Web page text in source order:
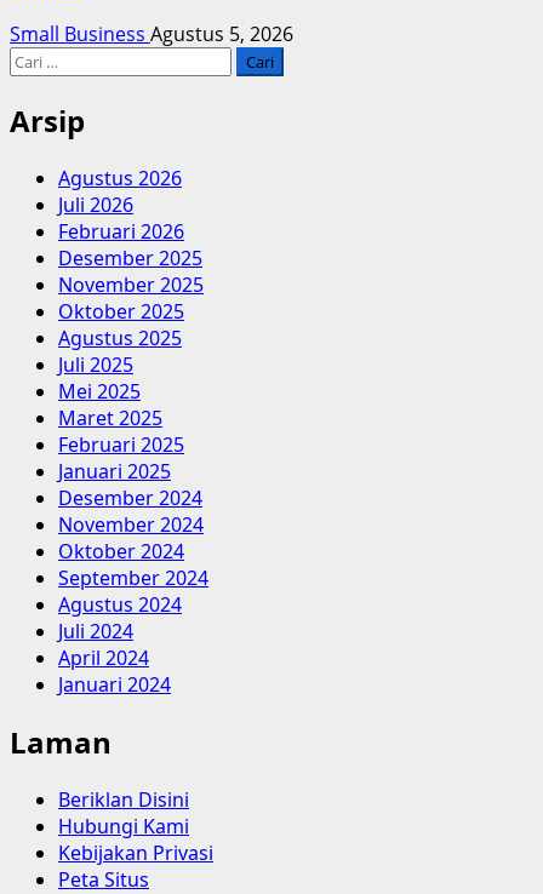
Small Business Agustus 5, 2026
Cari
Arsip
Agustus 2026
Juli 2026
Februari 2026
Desember 2025
November 2025
Oktober 2025
Agustus 2025
Juli 2025
Mei 2025
Maret 2025
Februari 2025
Januari 2025
Desember 2024
November 2024
Oktober 2024
September 2024
Agustus 2024
Juli 2024
April 2024
Januari 2024
Laman
Beriklan Disini
Hubungi Kami
Kebijakan Privasi
Peta Situs